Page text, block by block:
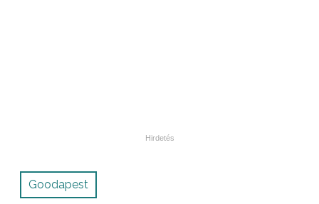
Goodapest